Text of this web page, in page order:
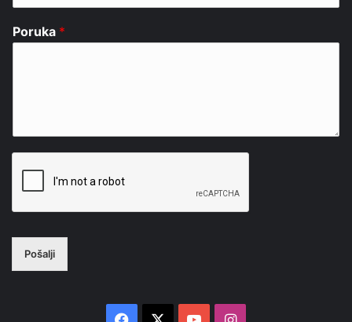
Poruka *
Pošalji